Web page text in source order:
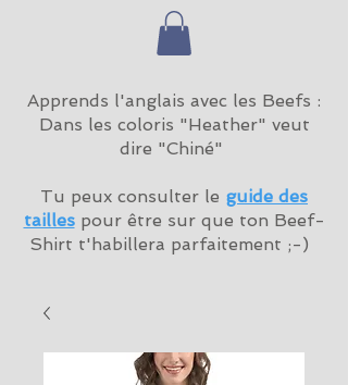
Apprends l'anglais avec les Beefs :
Dans les coloris "Heather" veut
dire "Chiné"
Tu peux consulter le guide des
taillespour être sur que ton Beef-
Shirt t'habillera parfaitement ;-)